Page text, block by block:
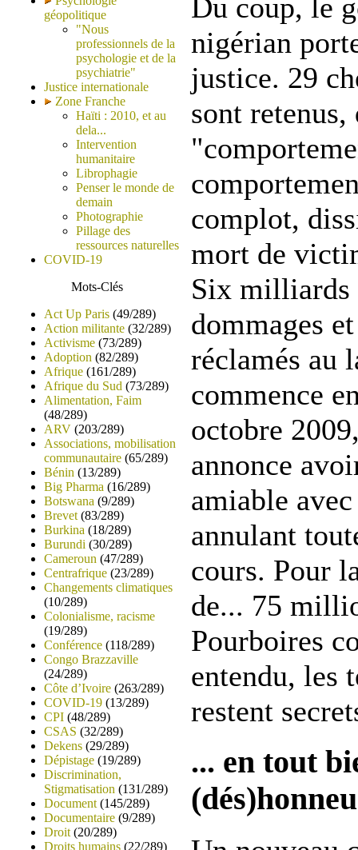
géopolitique
"Nous
professionnels de la
psychologie et de la
psychiatrie"
Justice internationale
Zone Franche
Haïti : 2010, et au
dela...
Intervention
humanitaire
Librophagie
Penser le monde de
demain
Photographie
Pillage des
ressources naturelles
COVID-19
Mots-Clés
Act Up Paris (49/289)
Action militante (32/289)
Activisme (73/289)
Adoption (82/289)
Afrique (161/289)
Afrique du Sud (73/289)
Alimentation, Faim
(48/289)
ARV (203/289)
Associations, mobilisation
communautaire (65/289)
Bénin (13/289)
Big Pharma (16/289)
Botswana (9/289)
Brevet (83/289)
Burkina (18/289)
Burundi (30/289)
Cameroun (47/289)
Centrafrique (23/289)
Changements climatiques
(10/289)
Colonialisme, racisme
(19/289)
Conférence (118/289)
Congo Brazzaville
(24/289)
Côte d’Ivoire (263/289)
COVID-19 (13/289)
CPI (48/289)
CSAS (32/289)
Dekens (29/289)
Dépistage (19/289)
Discrimination,
Stigmatisation (131/289)
Document (145/289)
Documentaire (9/289)
Droit (20/289)
Droits humains (22/289)
Du coup, le
nigérian
justice. 29
sont retenus,
complot,
mort de
Six milliards
dommages
réclamés au
commence
octobre
annonce
amiable
annulant
cours. Pour
de... 75
Pourboires
entendu, les
restent
... en tout